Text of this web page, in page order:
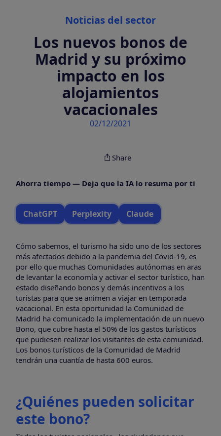
Noticias del sector
Los nuevos bonos de
Madrid y su próximo
impacto en los
alojamientos
vacacionales
02/12/2021
Share
Ahorra tiempo — Deja que la IA lo resuma por ti
ChatGPT Perplexity Claude
Cómo sabemos, el turismo ha sido uno de los sectores
más afectados debido a la pandemia del Covid-19, es
por ello que muchas Comunidades autónomas en aras
de levantar la economía y activar el sector turístico, han
estado diseñando bonos y demás incentivos a los
turistas para que se animen a viajar en temporada
vacacional. En esta oportunidad la Comunidad de
Madrid ha comunicado la implementación de un nuevo
Bono, que cubre hasta el 50% de los gastos turísticos
que pudiesen realizar los visitantes de esta comunidad.
Los bonos turísticos de la Comunidad de Madrid
tendrán una cuantía de hasta 600 euros.
¿Quiénes pueden solicitar
este bono?